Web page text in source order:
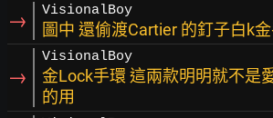
→ VisionalBoy
圖中 還偷渡Cartier 的釘子白k
→
VisionalBoy
金Lock手環 這兩款明明就不是
的用